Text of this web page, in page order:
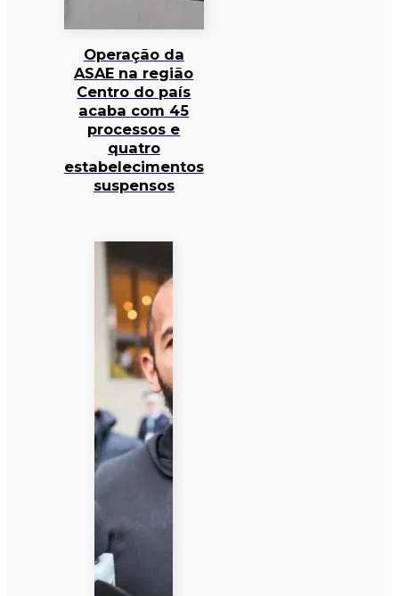
Operação da
ASAE na região
Centro do país
acaba com 45
processos e
quatro
estabelecimentos
suspensos